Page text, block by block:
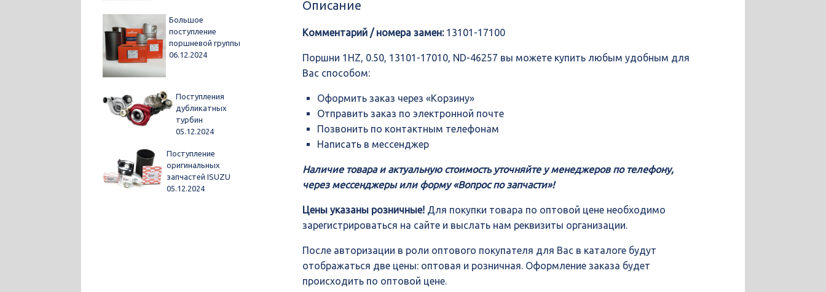
Описание
Комментарий / номера замен:13101-17100
Поршни 1HZ, 0.50, 13101-17010, ND-46257 вы можете купить любым удобным для
Вас способом:
Оформить заказ через «Корзину»
Отправить заказ по электронной почте
Позвонить по контактным телефонам
Написать в мессенджер
Наличие товара и актуальную стоимость уточняйте у менеджеров по телефону,
через мессенджеры или форму «Вопрос по запчасти»!
Цены указаны розничные! Для покупки товара по оптовой цене необходимо
зарегистрироваться на сайте и выслать нам реквизиты организации.
После авторизации в роли оптового покупателя для Вас в каталоге будут
отображаться две цены: оптовая и розничная. Оформление заказа будет
происходить по оптовой цене.
Большое
поступление
поршневой группы
06.12.2024
Поступления
дубликатных
турбин
05.12.2024
Поступление
оригинальных
запчастей ISUZU
05.12.2024